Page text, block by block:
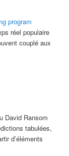
program
réel populaire
couplé aux
David Ransom
tabulées,
d’éléments